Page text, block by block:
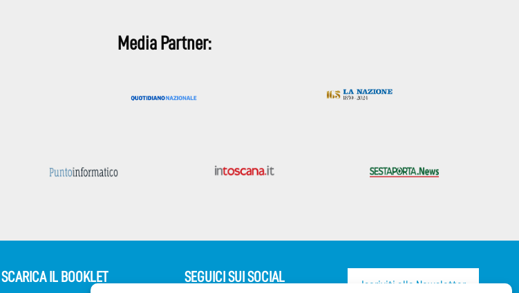
Media Partner:
SCARICA IL BOOKLET SEGUICI SUI SOCIAL
Iscriviti alla Newsletter